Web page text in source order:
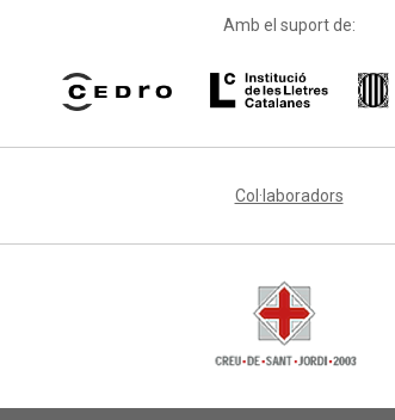
Amb el suport de:
Col·laboradors